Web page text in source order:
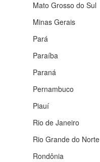
Mato Grosso do Sul
Minas Gerais
Pará
Paraíba
Paraná
Pernambuco
Piauí
Rio de Janeiro
Rio Grande do Norte
Rondônia